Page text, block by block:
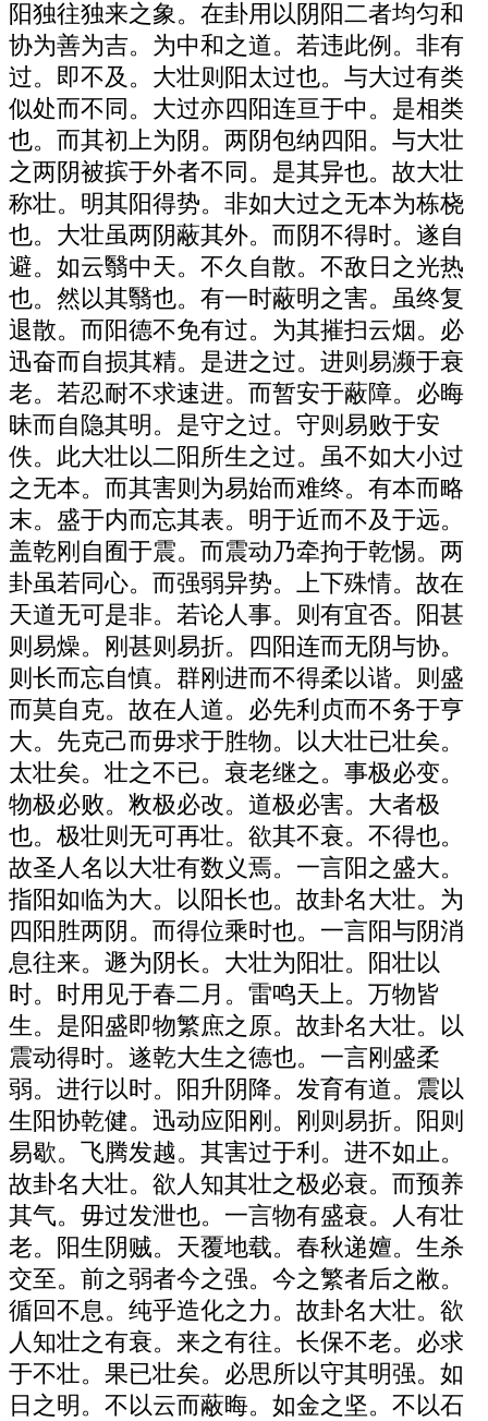
阳独往独来之象。在卦用以阴阳二者均匀和
协为善为吉。为中和之道。若违此例。非有
过。即不及。大壮则阳太过也。与大过有类
似处而不同。大过亦四阳连亘于中。是相类
也。而其初上为阴。两阴包纳四阳。与大壮
之两阴被摈于外者不同。是其异也。故大壮
称壮。明其阳得势。非如大过之无本为栋桡
也。大壮虽两阴蔽其外。而阴不得时。遂自
避。如云翳中天。不久自散。不敌日之光热
也。然以其翳也。有一时蔽明之害。虽终复
退散。而阳德不免有过。为其摧扫云烟。必
迅奋而自损其精。是进之过。进则易濒于衰
老。若忍耐不求速进。而暂安于蔽障。必晦
昧而自隐其明。是守之过。守则易败于安
佚。此大壮以二阳所生之过。虽不如大小过
之无本。而其害则为易始而难终。有本而略
末。盛于内而忘其表。明于近而不及于远。
盖乾刚自囿于震。而震动乃牵拘于乾惕。两
卦虽若同心。而强弱异势。上下殊情。故在
天道无可是非。若论人事。则有宜否。阳甚
则易燥。刚甚则易折。四阳连而无阴与协。
则长而忘自慎。群刚进而不得柔以谐。则盛
而莫自克。故在人道。必先利贞而不务于亨
大。先克己而毋求于胜物。以大壮已壮矣。
太壮矣。壮之不已。衰老继之。事极必变。
物极必败。敉极必改。道极必害。大者极
也。极壮则无可再壮。欲其不衰。不得也。
故圣人名以大壮有数义焉。一言阳之盛大。
指阳如临为大。以阳长也。故卦名大壮。为
四阳胜两阴。而得位乘时也。一言阳与阴消
息往来。遯为阴长。大壮为阳壮。阳壮以
时。时用见于春二月。雷鸣天上。万物皆
生。是阳盛即物繁庶之原。故卦名大壮。以
震动得时。遂乾大生之德也。一言刚盛柔
弱。进行以时。阳升阴降。发育有道。震以
生阳协乾健。迅动应阳刚。刚则易折。阳则
易歇。飞腾发越。其害过于利。进不如止。
故卦名大壮。欲人知其壮之极必衰。而预养
其气。毋过发泄也。一言物有盛衰。人有壮
老。阳生阴贼。天覆地载。春秋递嬗。生杀
交至。前之弱者今之强。今之繁者后之敝。
循回不息。纯乎造化之力。故卦名大壮。欲
人知壮之有衰。来之有往。长保不老。必求
于不壮。果已壮矣。必思所以守其明强。如
日之明。不以云而蔽晦。如金之坚。不以石